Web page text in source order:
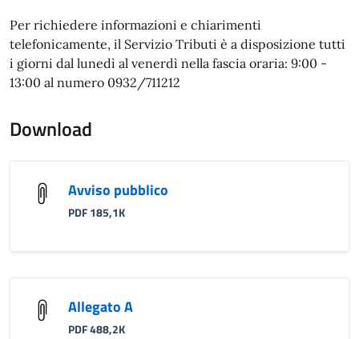
Per richiedere informazioni e chiarimenti
telefonicamente, il Servizio Tributi è a disposizione tutti
i giorni dal lunedì al venerdì nella fascia oraria: 9:00 -
13:00 al numero 0932/711212
Download
Avviso pubblico
PDF 185,1K
Allegato A
PDF 488,2K